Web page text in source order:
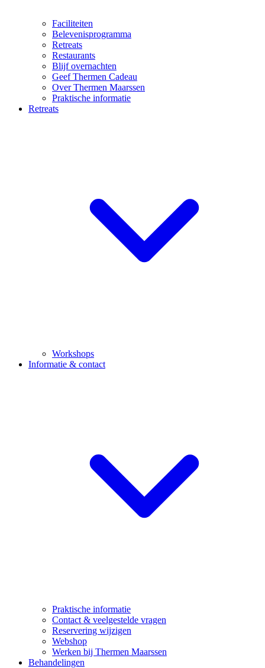
Faciliteiten
Belevenisprogramma
Retreats
Restaurants
Blijf overnachten
Geef Thermen Cadeau
Over Thermen Maarssen
Praktische informatie
Retreats
Workshops
Informatie & contact
Praktische informatie
Contact & veelgestelde vragen
Reservering wijzigen
Webshop
Werken bij Thermen Maarssen
Behandelingen